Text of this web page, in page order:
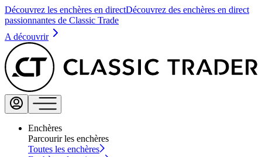
Découvrez les enchères en directDécouvrez des enchères en direct
passionnantes de Classic Trade
A découvrir
Enchères
Parcourir les enchères
Toutes les enchères